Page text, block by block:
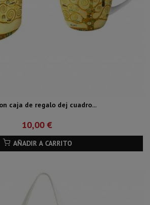
caja de regalo dej cuadro...
10,00 €
AÑADIR A CARRITO